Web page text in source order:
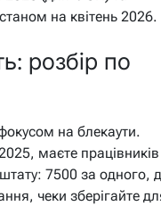
на квітень 2026.
розбір по
на блекаути.
маєте працівників
7500 за одного,
чеки зберігайте